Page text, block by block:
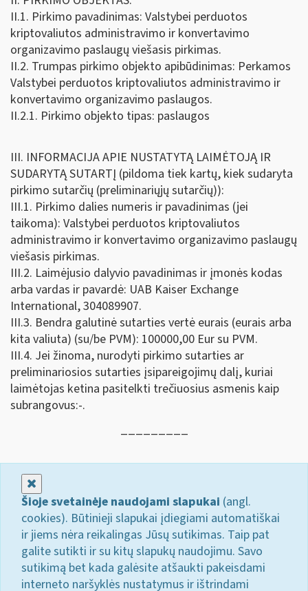
II.1. Pirkimo pavadinimas: Valstybei perduotos
kriptovaliutos administravimo ir konvertavimo
organizavimo paslaugų viešasis pirkimas.
II.2. Trumpas pirkimo objekto apibūdinimas: Perkamos
Valstybei perduotos kriptovaliutos administravimo ir
konvertavimo organizavimo paslaugos.
II.2.1. Pirkimo objekto tipas: paslaugos
III. INFORMACIJA APIE NUSTATYTĄ LAIMĖTOJĄ IR
SUDARYTĄ SUTARTĮ (pildoma tiek kartų, kiek sudaryta
pirkimo sutarčių (preliminariųjų sutarčių)):
III.1. Pirkimo dalies numeris ir pavadinimas (jei
taikoma): Valstybei perduotos kriptovaliutos
administravimo ir konvertavimo organizavimo paslaugų
viešasis pirkimas.
III.2. Laimėjusio dalyvio pavadinimas ir įmonės kodas
arba vardas ir pavardė: UAB Kaiser Exchange
International, 304089907.
III.3. Bendra galutinė sutarties vertė eurais (eurais arba
kita valiuta) (su/be PVM): 100000,00 Eur su PVM.
III.4. Jei žinoma, nurodyti pirkimo sutarties ar
preliminariosios sutarties įsipareigojimų dalį, kuriai
laimėtojas ketina pasitelkti trečiuosius asmenis kaip
subrangovus:-.
_________
Šioje svetainėje naudojami slapukai (angl.
cookies). Būtinieji slapukai įdiegiami automatiškai
ir jiems nėra reikalingas Jūsų sutikimas. Taip pat
galite sutikti ir su kitų slapukų naudojimu. Savo
sutikimą bet kada galėsite atšaukti pakeisdami
interneto naršyklės nustatymus ir ištrindami